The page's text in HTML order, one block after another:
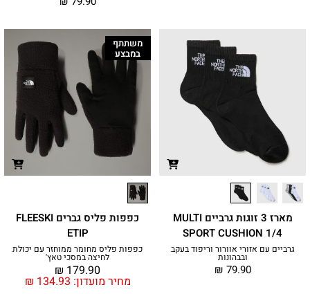
מארז 3 זוגות גרביים MULTI
SPORT CUSHION 1/4
גרביים עם אזורי אוורור וריפוד בעקב
ובבהונות
₪ 79.90
משתתף
במבצע
כפפות פליס גברים FLEESKI
ETIP
כפפות פליס מחומר ממוחזר עם יכולת
לחיצה במסכי טאץ'
מחיר מועדון: ₪ 134.93
₪ 179.90